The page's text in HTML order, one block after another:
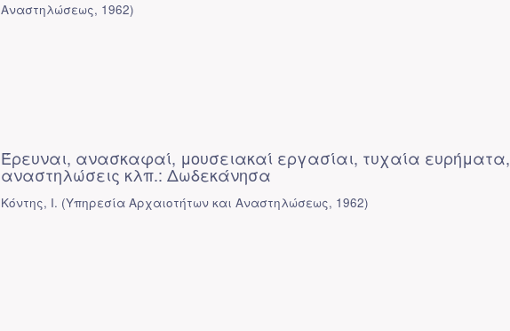
Αναστηλώσεως, 1962)
Έρευναι, ανασκαφαί, μουσειακαί εργασίαι, τυχαία ευρήματα,
αναστηλώσεις κλπ.: Δωδεκάνησα
Κόντης, Ι. (Υπηρεσία Αρχαιοτήτων και Αναστηλώσεως, 1962)